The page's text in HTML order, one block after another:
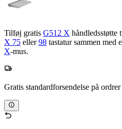
Tilføj gratis G512 X håndledsstøtte
X 75 eller98 tastatur sammen med
X-mus.
Gratis standardforsendelse på